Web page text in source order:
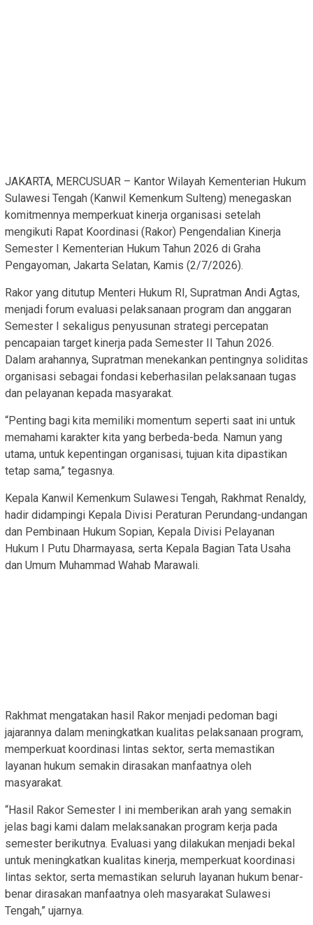
JAKARTA, MERCUSUAR – Kantor Wilayah Kementerian Hukum
Sulawesi Tengah (Kanwil Kemenkum Sulteng) menegaskan
komitmennya memperkuat kinerja organisasi setelah
mengikuti Rapat Koordinasi (Rakor) Pengendalian Kinerja
Semester I Kementerian Hukum Tahun 2026 di Graha
Pengayoman, Jakarta Selatan, Kamis (2/7/2026).
Rakor yang ditutup Menteri Hukum RI, Supratman Andi Agtas,
menjadi forum evaluasi pelaksanaan program dan anggaran
Semester I sekaligus penyusunan strategi percepatan
pencapaian target kinerja pada Semester II Tahun 2026.
Dalam arahannya, Supratman menekankan pentingnya soliditas
organisasi sebagai fondasi keberhasilan pelaksanaan tugas
dan pelayanan kepada masyarakat.
“Penting bagi kita memiliki momentum seperti saat ini untuk
memahami karakter kita yang berbeda-beda. Namun yang
utama, untuk kepentingan organisasi, tujuan kita dipastikan
tetap sama,” tegasnya.
Kepala Kanwil Kemenkum Sulawesi Tengah, Rakhmat Renaldy,
hadir didampingi Kepala Divisi Peraturan Perundang-undangan
dan Pembinaan Hukum Sopian, Kepala Divisi Pelayanan
Hukum I Putu Dharmayasa, serta Kepala Bagian Tata Usaha
dan Umum Muhammad Wahab Marawali.
Rakhmat mengatakan hasil Rakor menjadi pedoman bagi
jajarannya dalam meningkatkan kualitas pelaksanaan program,
memperkuat koordinasi lintas sektor, serta memastikan
layanan hukum semakin dirasakan manfaatnya oleh
masyarakat.
“Hasil Rakor Semester I ini memberikan arah yang semakin
jelas bagi kami dalam melaksanakan program kerja pada
semester berikutnya. Evaluasi yang dilakukan menjadi bekal
untuk meningkatkan kualitas kinerja, memperkuat koordinasi
lintas sektor, serta memastikan seluruh layanan hukum benar-
benar dirasakan manfaatnya oleh masyarakat Sulawesi
Tengah,” ujarnya.